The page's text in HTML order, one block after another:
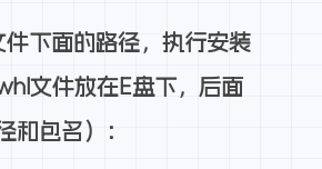
件下面的路径，执行安装
文件放在E盘下，后面
和包名）：